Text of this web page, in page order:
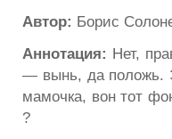
Автор: Борис
Аннотация: Нет,
— вынь, да положь.
мамочка, вон тот
?